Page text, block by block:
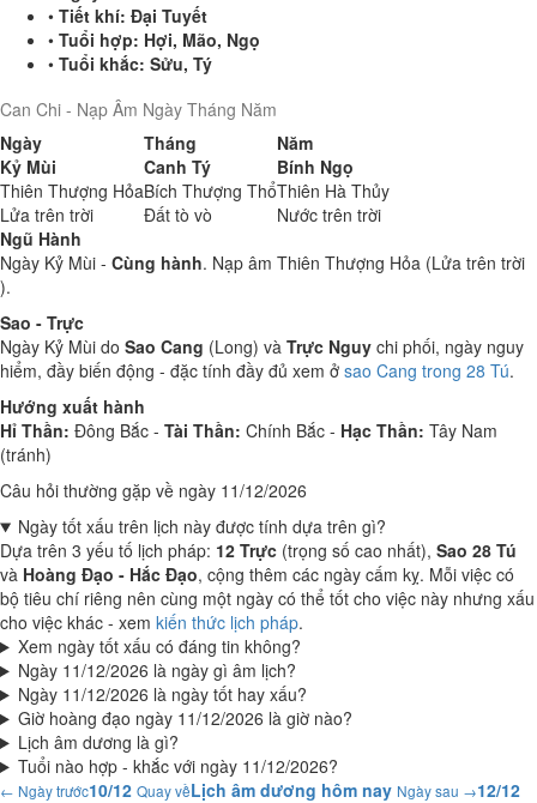
• Tiết khí: Đại Tuyết
• Tuổi hợp: Hợi, Mão, Ngọ
• Tuổi khắc: Sửu, Tý
Can Chi - Nạp Âm Ngày Tháng Năm
Ngày
Tháng
Năm
Kỷ Mùi
Canh Tý
Bính Ngọ
Thiên Thượng HỏaBích Thượng ThổThiên Hà Thủy
Lửa trên trời
Đất tò vò
Nước trên trời
Ngũ Hành
Ngày Kỷ Mùi - Cùng hành. Nạp âm Thiên Thượng Hỏa (Lửa trên trời
).
Sao - Trực
Ngày Kỷ Mùi do Sao Cang (Long) và Trực Nguy chi phối, ngày nguy
hiểm, đầy biến động - đặc tính đầy đủ xem ở sao Cang trong 28 Tú.
Hướng xuất hành
Hỉ Thần: Đông Bắc - Tài Thần: Chính Bắc - Hạc Thần: Tây Nam
(tránh)
Câu hỏi thường gặp về ngày 11/12/2026
Ngày tốt xấu trên lịch này được tính dựa trên gì?
Dựa trên 3 yếu tố lịch pháp: 12 Trực (trọng số cao nhất), Sao 28 Tú
và Hoàng Đạo - Hắc Đạo, cộng thêm các ngày cấm kỵ. Mỗi việc có
bộ tiêu chí riêng nên cùng một ngày có thể tốt cho việc này nhưng xấu
cho việc khác - xem kiến thức lịch pháp.
Xem ngày tốt xấu có đáng tin không?
Ngày 11/12/2026 là ngày gì âm lịch?
Ngày 11/12/2026 là ngày tốt hay xấu?
Giờ hoàng đạo ngày 11/12/2026 là giờ nào?
Lịch âm dương là gì?
Tuổi nào hợp - khắc với ngày 11/12/2026?
← Ngày trước10/12 Quay vềLịch âm dương hôm nay Ngày sau →12/12